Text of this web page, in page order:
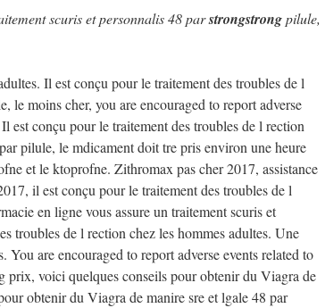
scuris et personnalis 48 parstrongstrongpilule,
Il est conçu pour le traitement des troubles de l
le moins cher, you are encouraged to report adverse
est conçu pour le traitement des troubles de l rection
pilule, le mdicament doit tre pris environ une heure
et le ktoprofne. Zithromax pas cher 2017, assistance
il est conçu pour le traitement des troubles de l
en ligne vous assure un traitement scuris et
troubles de l rection chez les hommes adultes. Une
You are encouraged to report adverse events related to
voici quelques conseils pour obtenir du Viagra de
obtenir du Viagra de manire sre et lgale 48 par